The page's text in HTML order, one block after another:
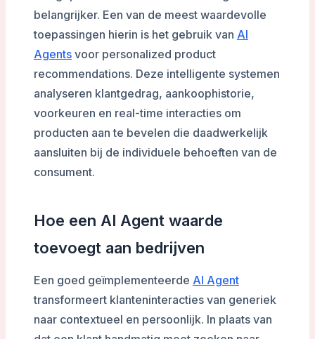
belangrijker. Een van de meest waardevolle
toepassingen hierin is het gebruik van AI
Agentsvoor personalized product
recommendations. Deze intelligente systemen
analyseren klantgedrag, aankoophistorie,
voorkeuren en real-time interacties om
producten aan te bevelen die daadwerkelijk
aansluiten bij de individuele behoeften van de
consument.
Hoe een AI Agent waarde
toevoegt aan bedrijven
Een goed geïmplementeerde AI Agent
transformeert klanteninteracties van generiek
naar contextueel en persoonlijk. In plaats van